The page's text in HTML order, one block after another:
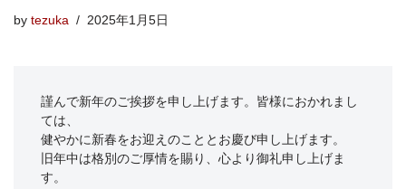
by tezuka 2025年1月5日
謹んで新年のご挨拶を申し上げます。皆様におかれまし
ては、
健やかに新春をお迎えのこととお慶び申し上げます。
旧年中は格別のご厚情を賜り、心より御礼申し上げま
す。